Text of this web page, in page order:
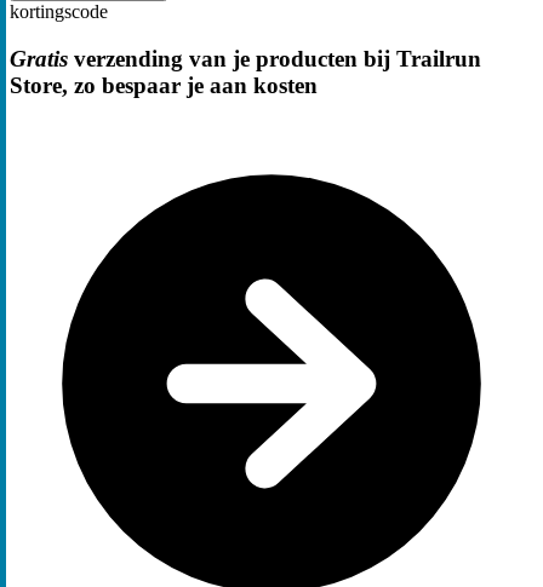
kortingscode
Gratis verzending van je producten bij Trailrun
Store, zo bespaar je aan kosten